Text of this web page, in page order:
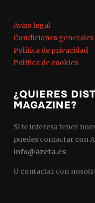
Aviso legal
Condiciones
Política de privacidad
Política de cookies
¿QUIERES
MAGAZINE?
Si te interesa tener
puedes contactar con
info@azeta.es
O contactar con